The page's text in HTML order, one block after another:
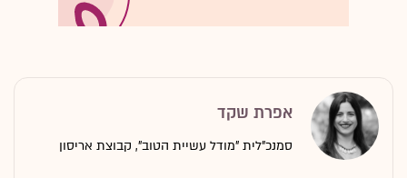
אפרת שקד
סמנכ"לית "מודל עשיית הטוב", קבוצת אריסון